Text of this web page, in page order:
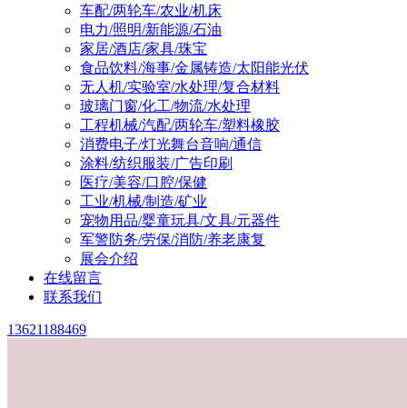
车配/两轮车/农业/机床
电力/照明/新能源/石油
家居/酒店/家具/珠宝
食品饮料/海事/金属铸造/太阳能光伏
无人机/实验室/水处理/复合材料
玻璃门窗/化工/物流/水处理
工程机械/汽配/两轮车/塑料橡胶
消费电子/灯光舞台音响/通信
涂料/纺织服装/广告印刷
医疗/美容/口腔/保健
工业/机械/制造/矿业
宠物用品/婴童玩具/文具/元器件
军警防务/劳保/消防/养老康复
展会介绍
在线留言
联系我们
13621188469